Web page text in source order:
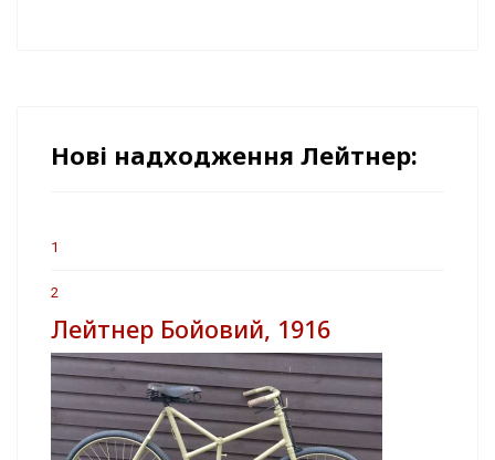
Нові надходження Лейтнер:
1
2
Лейтнер Бойовий, 1916